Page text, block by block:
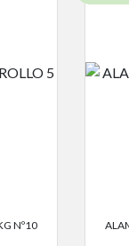
Nº10